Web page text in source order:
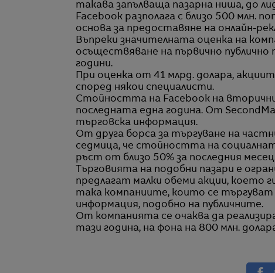
такава запълваща пазарна ниша, до
Facebook разполага с близо 500 млн.
основа за предоставяне на онлайн-
Въпреки значителната оценка на
осъществяване на първично публично
години.
При оценка от 41 млрд. долара,
според някои специалисти.
Стойността на Facebook на
последната една година. От
търговска информация.
От друга борса за търгуване на
седмица, че стойността на
ръст от близо 50% за последния
Търговията на подобни пазари е
предлагат малки обеми акции, което
така компаниите, които се
информация, подобно на публичните.
От компанията се очаква да
тази година, на фона на 800 млн.